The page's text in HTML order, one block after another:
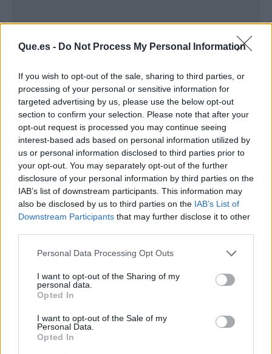
Que.es - Do Not Process My Personal Information
If you wish to opt-out of the sale, sharing to third parties, or
processing of your personal or sensitive information for
targeted advertising by us, please use the below opt-out
section to confirm your selection. Please note that after your
opt-out request is processed you may continue seeing
interest-based ads based on personal information utilized by
us or personal information disclosed to third parties prior to
your opt-out. You may separately opt-out of the further
disclosure of your personal information by third parties on the
IAB’s list of downstream participants. This information may
also be disclosed by us to third parties on the IAB’s List of
Downstream Participants that may further disclose it to other
Personal Data Processing Opt Outs
I want to opt-out of the Sharing of my
personal data.
Opted In
I want to opt-out of the Sale of my
Personal Data.
Opted In
Publicidad